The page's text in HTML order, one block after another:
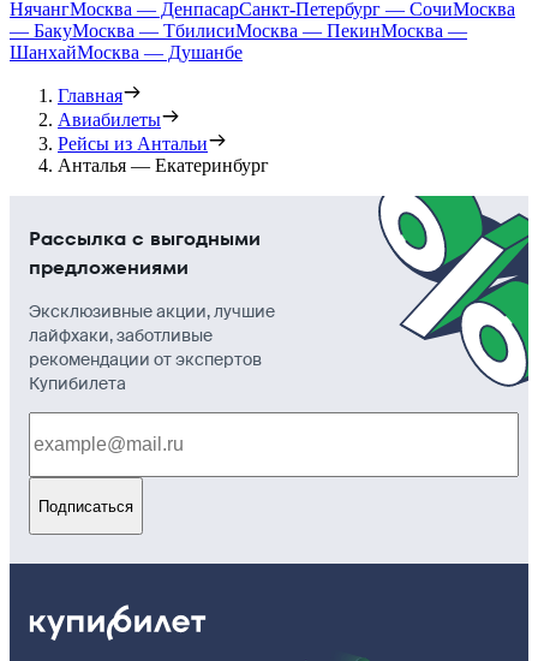
НячангМосква — ДенпасарСанкт-Петербург — СочиМосква
— БакуМосква — ТбилисиМосква — ПекинМосква —
ШанхайМосква — Душанбе
Главная
Авиабилеты
Рейсы из Антальи
Анталья — Екатеринбург
Рассылка с выгодными
предложениями
Эксклюзивные акции, лучшие
лайфхаки, заботливые
рекомендации от экспертов
Купибилета
Подписаться